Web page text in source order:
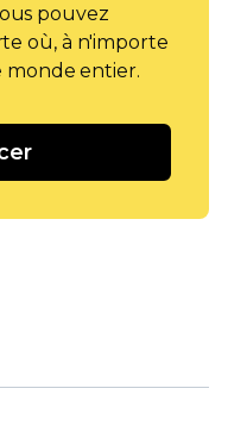
pouvez
où, à n'importe
monde entier.